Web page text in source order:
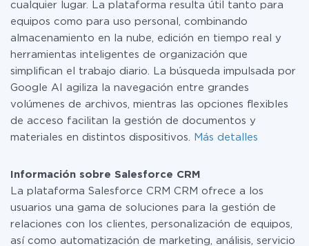
cualquier lugar. La plataforma resulta útil tanto para
equipos como para uso personal, combinando
almacenamiento en la nube, edición en tiempo real y
herramientas inteligentes de organización que
simplifican el trabajo diario. La búsqueda impulsada por
Google AI agiliza la navegación entre grandes
volúmenes de archivos, mientras las opciones flexibles
de acceso facilitan la gestión de documentos y
materiales en distintos dispositivos.
Más detalles
Información sobre Salesforce CRM
La plataforma Salesforce CRM CRM ofrece a los
usuarios una gama de soluciones para la gestión de
relaciones con los clientes, personalización de equipos,
así como automatización de marketing, análisis, servicio